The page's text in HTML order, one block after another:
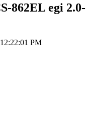
862EL egi 2.0-
PM